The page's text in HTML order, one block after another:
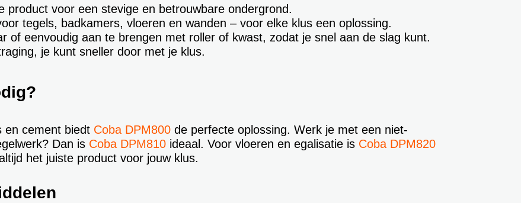
product voor een stevige en betrouwbare ondergrond.
tegels, badkamers, vloeren en wanden – voor elke klus een oplossing.
of eenvoudig aan te brengen met roller of kwast, zodat je snel aan de slag kunt.
je kunt sneller door met je klus.
en cement biedt Coba DPM800 de perfecte oplossing. Werk je met een niet-
Dan is Coba DPM810 ideaal. Voor vloeren en egalisatie is Coba DPM820
het juiste product voor jouw klus.